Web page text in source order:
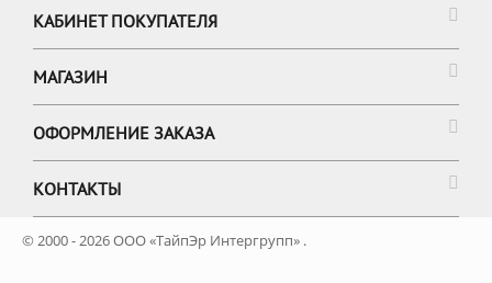
КАБИНЕТ ПОКУПАТЕЛЯ
МАГАЗИН
ОФОРМЛЕНИЕ ЗАКАЗА
КОНТАКТЫ
© 2000 - 2026 ООО «ТайпЭр Интергрупп» .